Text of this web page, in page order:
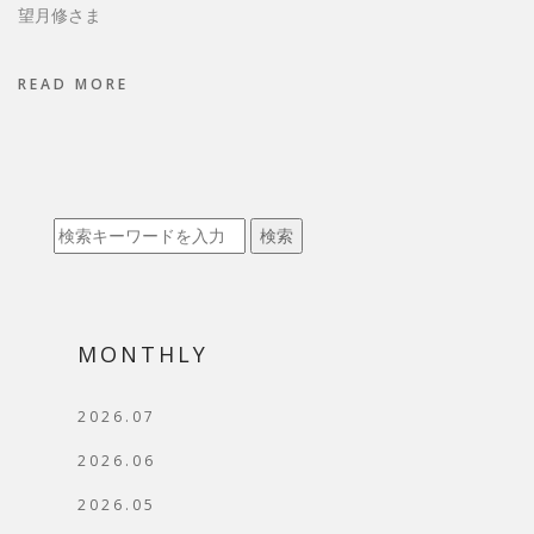
望月修さま
READ MORE
検索
MONTHLY
2026.07
2026.06
2026.05